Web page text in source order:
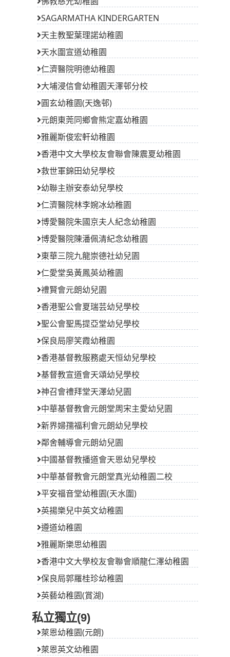
SAGARMATHA KINDERGARTEN
天主教聖葉理諾幼稚園
天水圍宣道幼稚園
仁濟醫院明德幼稚園
大埔浸信會幼稚園天澤邨分校
圓玄幼稚園(天逸邨)
元朗東莞同鄉會熊定嘉幼稚園
雅麗斯俊宏軒幼稚園
香港中文大學校友會聯會陳震夏幼稚園
救世軍錦田幼兒學校
幼聯主辦安泰幼兒學校
仁濟醫院林李婉冰幼稚園
博愛醫院朱國京夫人紀念幼稚園
博愛醫院陳潘佩清紀念幼稚園
東華三院九龍崇德社幼兒園
仁愛堂吳黃鳳英幼稚園
禮賢會元朗幼兒園
香港聖公會夏瑞芸幼兒學校
聖公會聖馬提亞堂幼兒學校
保良局廖笑霞幼稚園
香港基督教服務處天恒幼兒學校
基督教宣道會天頌幼兒學校
神召會禮拜堂天澤幼兒園
中華基督教會元朗堂周宋主愛幼兒園
新界婦孺福利會元朗幼兒學校
鄰舍輔導會元朗幼兒園
中國基督教播道會天恩幼兒學校
中華基督教會元朗堂真光幼稚園二校
平安福音堂幼稚園(天水圍)
英揚樂兒中英文幼稚園
遵道幼稚園
雅麗斯樂思幼稚園
香港中文大學校友會聯會順龍仁澤幼稚園
保良局郭羅桂珍幼稚園
英藝幼稚園(賞湖)
私立獨立(9)
萊恩幼稚園(元朗)
萊恩英文幼稚園